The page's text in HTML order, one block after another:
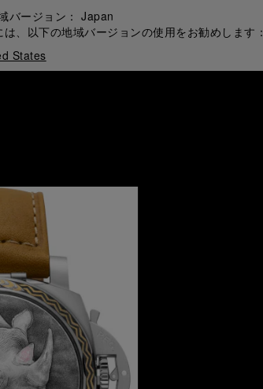
バージョン：Japan
、以下の地域バージョンの使用をお勧めします：
States